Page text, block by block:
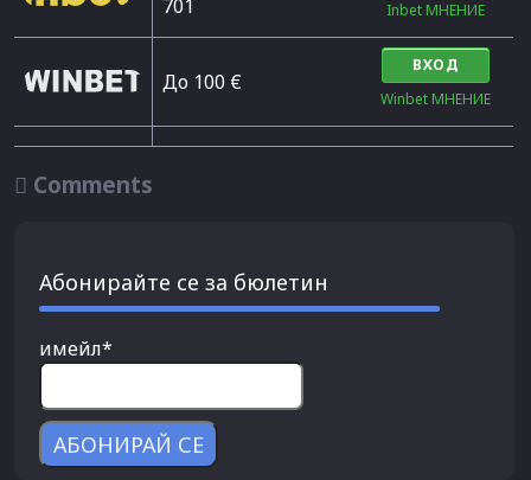
701
Inbet МНЕНИЕ
До 100 €
ВХОД
Winbet МНЕНИЕ
 Comments
Абонирайте се за бюлетин
имейл*